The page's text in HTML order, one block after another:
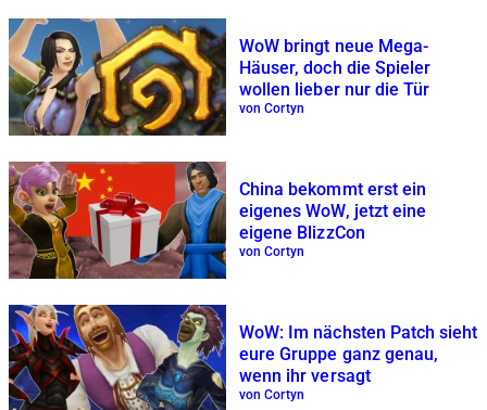
WoW bringt neue Mega-
Häuser, doch die Spieler
wollen lieber nur die Tür
von Cortyn
China bekommt erst ein
eigenes WoW, jetzt eine
eigene BlizzCon
von Cortyn
WoW: Im nächsten Patch sieht
eure Gruppe ganz genau,
wenn ihr versagt
von Cortyn